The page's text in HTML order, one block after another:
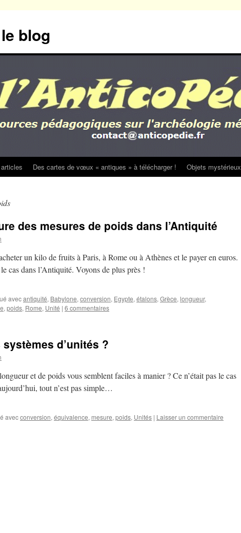
blog
Des cartes de vœux « antiques » à télécharger ! Objets mystérieux
des mesures de poids dans l’Antiquité
un kilo de fruits à Paris, à Rome ou à Athènes et le payer en euros.
cas dans l’Antiquité. Voyons de plus près !
avecantiquité, Babylone, conversion, Egypte, étalons, Grèce, longueur,
, poids, Rome, Unité | 6 commentaires
d’unités ?
et de poids vous semblent faciles à manier ? Ce n’était pas le cas
tout n’est pas simple…
avecconversion, équivalence, mesure, poids, Unités | Laisser un commentaire